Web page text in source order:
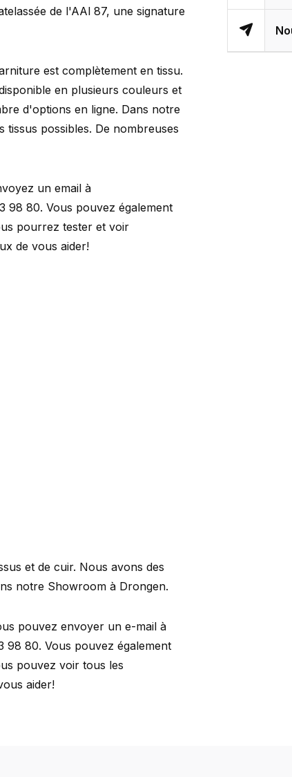
de l'AAl 87, une signature
est complètement en tissu.
en plusieurs couleurs et
d'options en ligne. Dans notre
possibles. De nombreuses
un email à
98 80. Vous pouvez également
pourrez tester et voir
de vous aider!
et de cuir. Nous avons des
notre Showroom à Drongen.
pouvez envoyer un e-mail à
98 80. Vous pouvez également
pouvez voir tous les
aider!